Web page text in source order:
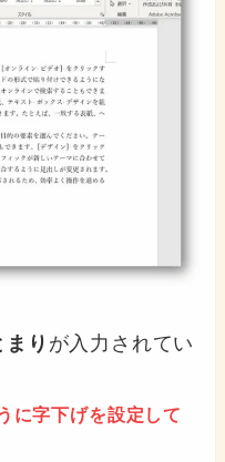
り が入力されてい
に字下げを設定して